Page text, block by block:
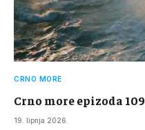
CRNO MORE
Crno more epizoda 109
19. lipnja 2026.